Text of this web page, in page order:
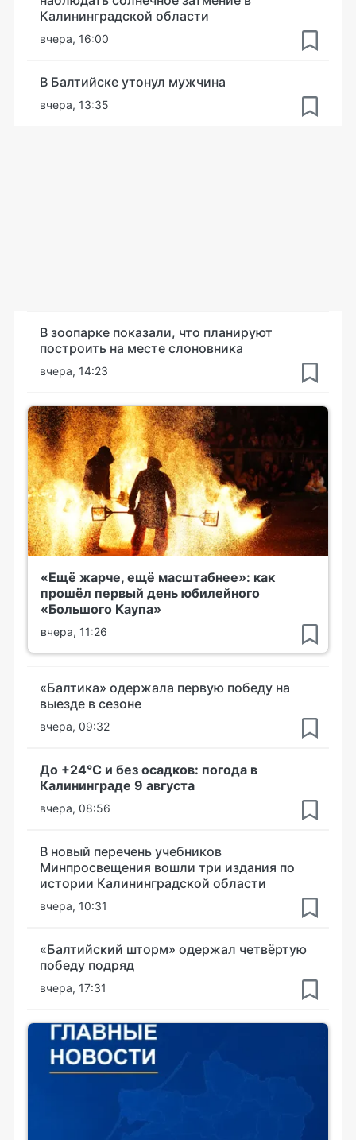
Калининградской области
вчера, 16:00
В Балтийске утонул мужчина
вчера, 13:35
В зоопарке показали, что планируют
построить на месте слоновника
вчера, 14:23
«Ещё жарче, ещё масштабнее»: как
прошёл первый день юбилейного
«Большого Каупа»
вчера, 11:26
«Балтика» одержала первую победу на
выезде в сезоне
вчера, 09:32
До +24°С и без осадков: погода в
Калининграде 9 августа
вчера, 08:56
В новый перечень учебников
Минпросвещения вошли три издания по
истории Калининградской области
вчера, 10:31
«Балтийский шторм» одержал четвёртую
победу подряд
вчера, 17:31